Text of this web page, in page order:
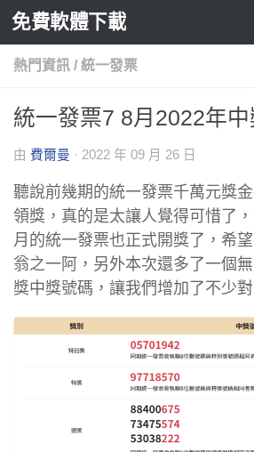
Skip to content
免費軟體下載
熱門資訊 / 統一發票
統一發票7 8月2022年
由 費爾曼 · 2022 年 09 月 26 日
聽說前幾期的統一發票千萬元獎
領獎，真的是太讓人覺得可惜了
月的統一發票也正式開獎了，希
翁之一阿，另外本次還多了一個
獎中獎號碼，讓我們增加了不少